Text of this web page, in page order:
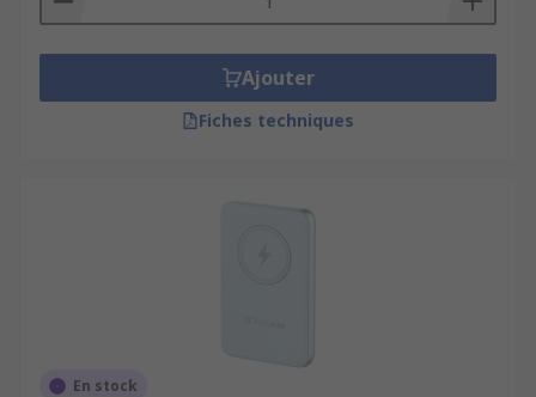
Ajouter
Fiches techniques
En stock